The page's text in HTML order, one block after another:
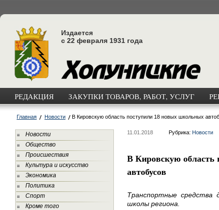
Издается
с 22 февраля 1931 года
РЕДАКЦИЯ ЗАКУПКИ ТОВАРОВ, РАБОТ, УСЛУГ
Главная Новости В Кировскую область поступили 18 новых школьных
Новости
Общество
Происшествия
Культура и искусство
Экономика
Политика
Спорт
Кроме того
11.01.2018 Рубрика: Новости
В Кировскую
автобусов
Транспортные средства
школы региона.